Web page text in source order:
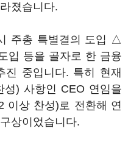
졌습니다.
주총 특별결의 도입 △
입 등을 골자로 한 금융
진 중입니다. 특히 현재
성) 사항인 CEO 연임을
이상 찬성)로 전환해 연
상이었습니다.